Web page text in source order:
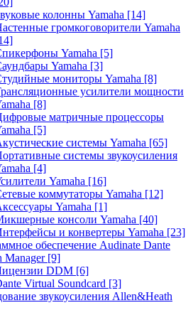
колонны Yamaha [14]
громкоговорители Yamaha
Yamaha [5]
Yamaha [3]
мониторы Yamaha [8]
усилители мощности
[8]
матричные процессоры
[5]
системы Yamaha [65]
системы звукоусиления
[4]
Yamaha [16]
коммутаторы Yamaha [12]
Yamaha [1]
консоли Yamaha [40]
и конвертеры Yamaha [23]
обеспечение Audinate Dante
Manager [9]
DDM [6]
Virtual Soundcard [3]
звукоусиления Allen&Heath